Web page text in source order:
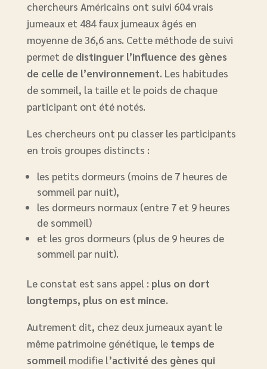
chercheurs Américains ont suivi 604 vrais
jumeaux et 484 faux jumeaux âgés en
moyenne de 36,6 ans. Cette méthode de suivi
permet de distinguer l’influence des gènes
de celle de l’environnement. Les habitudes
de sommeil, la taille et le poids de chaque
participant ont été notés.
Les chercheurs ont pu classer les participants
en trois groupes distincts :
les petits dormeurs (moins de 7 heures de
sommeil par nuit),
les dormeurs normaux (entre 7 et 9 heures
de sommeil)
et les gros dormeurs (plus de 9 heures de
sommeil par nuit).
Le constat est sans appel : plus on dort
longtemps, plus on est mince.
Autrement dit, chez deux jumeaux ayant le
même patrimoine génétique, le temps de
sommeil modifie l’activité des gènes qui